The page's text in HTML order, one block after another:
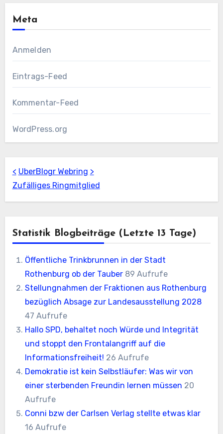
Meta
Anmelden
Eintrags-Feed
Kommentar-Feed
WordPress.org
< UberBlogr Webring >
Zufälliges Ringmitglied
Statistik Blogbeiträge (letzte 13 Tage)
Öffentliche Trinkbrunnen in der Stadt
Rothenburg ob der Tauber 89 Aufrufe
Stellungnahmen der Fraktionen aus Rothenburg
bezüglich Absage zur Landesausstellung 2028
47 Aufrufe
Hallo SPD, behaltet noch Würde und Integrität
und stoppt den Frontalangriff auf die
Informationsfreiheit! 26 Aufrufe
Demokratie ist kein Selbstläufer: Was wir von
einer sterbenden Freundin lernen müssen 20
Aufrufe
Conni bzw der Carlsen Verlag stellte etwas klar
16 Aufrufe